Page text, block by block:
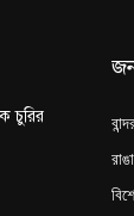
চুরির